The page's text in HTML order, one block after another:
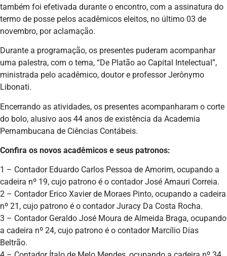
também foi efetivada durante o encontro, com a assinatura do
termo de posse pelos acadêmicos eleitos, no último 03 de
novembro, por aclamação.
Durante a programação, os presentes puderam acompanhar
uma palestra, com o tema, “De Platão ao Capital Intelectual”,
ministrada pelo acadêmico, doutor e professor Jerônymo
Libonati.
Encerrando as atividades, os presentes acompanharam o corte
do bolo, alusivo aos 44 anos de existência da Academia
Pernambucana de Ciências Contábeis.
Confira os novos acadêmicos e seus patronos:
1 – Contador Eduardo Carlos Pessoa de Amorim, ocupando a
cadeira nº 19, cujo patrono é o contador José Amauri Correia.
2 – Contador Erico Xavier de Moraes Pinto, ocupando a cadeira
nº 21, cujo patrono é o contador Juracy Da Costa Rocha.
3 – Contador Geraldo José Moura de Almeida Braga, ocupando
a cadeira nº 24, cujo patrono é o contador Marcílio Dias
Beltrão.